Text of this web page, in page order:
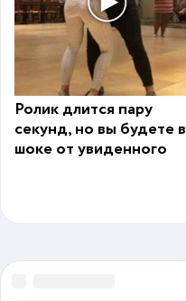
Ролик длится пару
секунд, но вы будете в
шоке от увиденного